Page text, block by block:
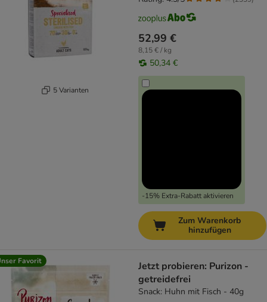
5 Varianten
52,99 €
8,15 € / kg
50,34 €
-15% Extra-Rabatt aktivieren
Zum Warenkorb
hinzufügen
Favorit
Jetzt probieren: Purizon -
getreidefrei
Snack: Huhn mit Fisch - 40g